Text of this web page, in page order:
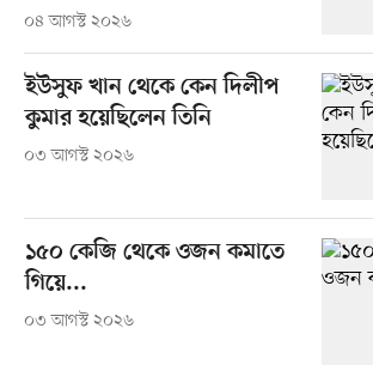
০৪ আগস্ট ২০২৬
ইউসুফ খান থেকে কেন দিলীপ
কুমার হয়েছিলেন তিনি
০৩ আগস্ট ২০২৬
১৫০ কেজি থেকে ওজন কমাতে
গিয়ে...
০৩ আগস্ট ২০২৬